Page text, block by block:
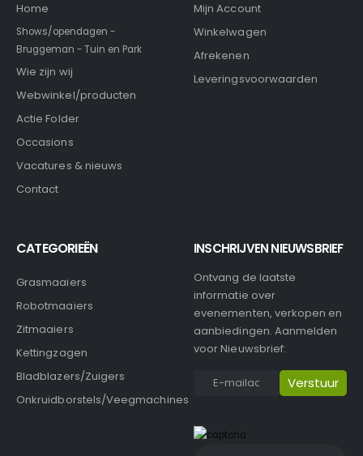
Home
Shows/opendagen -
Bruggeman - Tuin en Park
Wie zijn wij
Webwinkel/producten
Actie Folder
Occasions
Vacatures & nieuws
Contact
Mijn Account
Winkelwagen
Afrekenen
Leveringsvoorwaarden
CATEGORIEËN
Grasmaaiers
Robotmaaiers
Zitmaaiers
Kettingzagen
Bladblazers/Zuigers
Onkruidborstels/Veegmachines
INSCHRIJVEN NIEUWSBRIEF
Ontvang de laatste
informatie over
evenementen, verkopen en
aanbiedingen. Aanmelden
voor Nieuwsbrief: